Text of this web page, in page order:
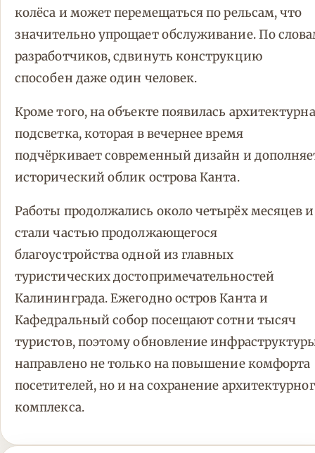
колёса и может перемещаться по рельсам, что
значительно упрощает обслуживание. По
разработчиков, сдвинуть конструкцию
способен даже один человек.
Кроме того, на объекте появилась
подсветка, которая в вечернее время
подчёркивает современный дизайн и
исторический облик острова Канта.
Работы продолжались около четырёх месяцев и
стали частью продолжающегося
благоустройства одной из главных
туристических достопримечательностей
Калининграда. Ежегодно остров Канта и
Кафедральный собор посещают сотни тысяч
туристов, поэтому обновление
направлено не только на повышение комфорта
посетителей, но и на сохранение
комплекса.